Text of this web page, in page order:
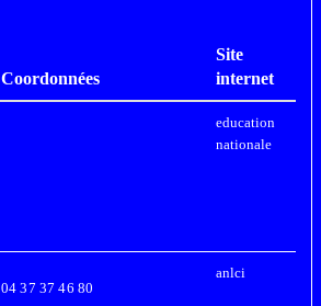
Coordonnées
Site
internet
education
nationale
04 37 37 46 80
anlci